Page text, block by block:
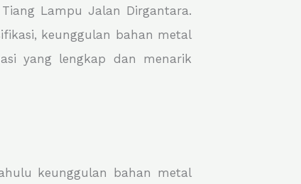
Lampu Jalan Dirgantara.
keunggulan bahan metal
yang lengkap dan menarik
keunggulan bahan metal